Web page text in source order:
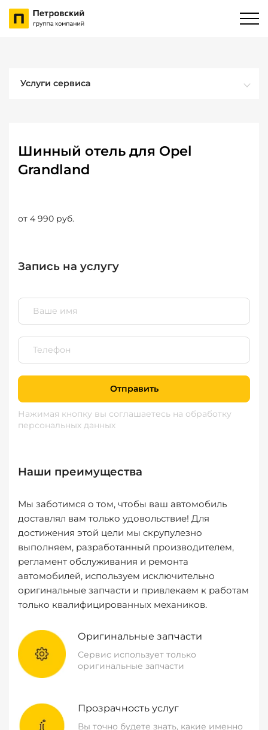
Услуги сервиса
Шинный отель для Opel
Grandland
от 4 990 руб.
Запись на услугу
Отправить
Нажимая кнопку вы соглашаетесь на обработку
персональных данных
Наши преимущества
Мы заботимся о том, чтобы ваш автомобиль
доставлял вам только удовольствие! Для
достижения этой цели мы скрупулезно
выполняем, разработанный производителем,
регламент обслуживания и ремонта
автомобилей, используем исключительно
оригинальные запчасти и привлекаем к работам
только квалифицированных механиков.
Оригинальные запчасти
Сервис использует только
оригинальные запчасти
Прозрачность услуг
Вы точно будете знать, какие именно